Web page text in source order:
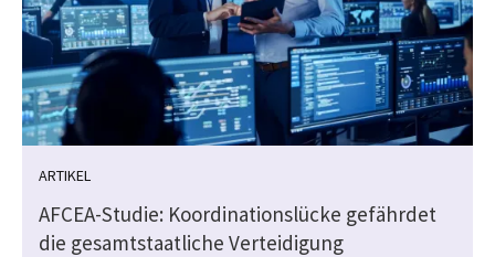
ARTIKEL
AFCEA-Studie: Koordinationslücke gefährdet
die gesamtstaatliche Verteidigung